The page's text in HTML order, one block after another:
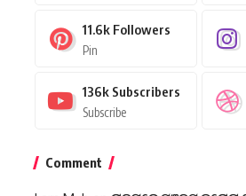
11.6k Followers
Pin
136k Subscribers
Subscribe
Comment